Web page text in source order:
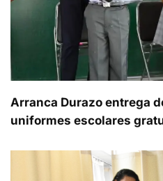
Arranca Durazo entrega
uniformes escolares